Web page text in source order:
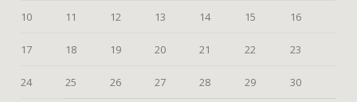
10 11 12 13 14 15 16
17 18 19 20 21 22 23
24 25 26 27 28 29 30